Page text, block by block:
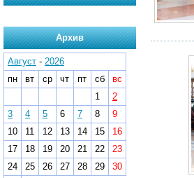
Архив
Август - 2026
пн
вт ср чт пт сб
вс
1
2
3
4 5 6 7 8
9
10
11 12 13 14 15
16
17
18 19 20 21 22
23
24
25 26 27 28 29
30